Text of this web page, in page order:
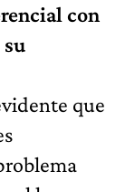
con
que